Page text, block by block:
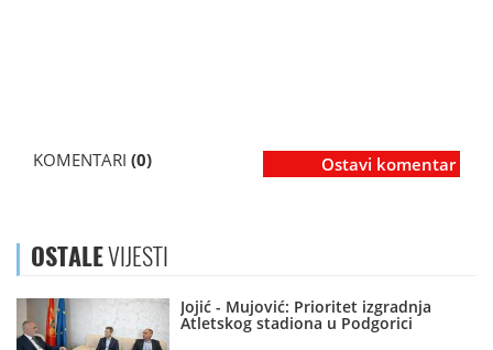
KOMENTARI (0) Ostavi komentar
OSTALEVIJESTI
Jojić - Mujović: Prioritet izgradnja
Atletskog stadiona u Podgorici